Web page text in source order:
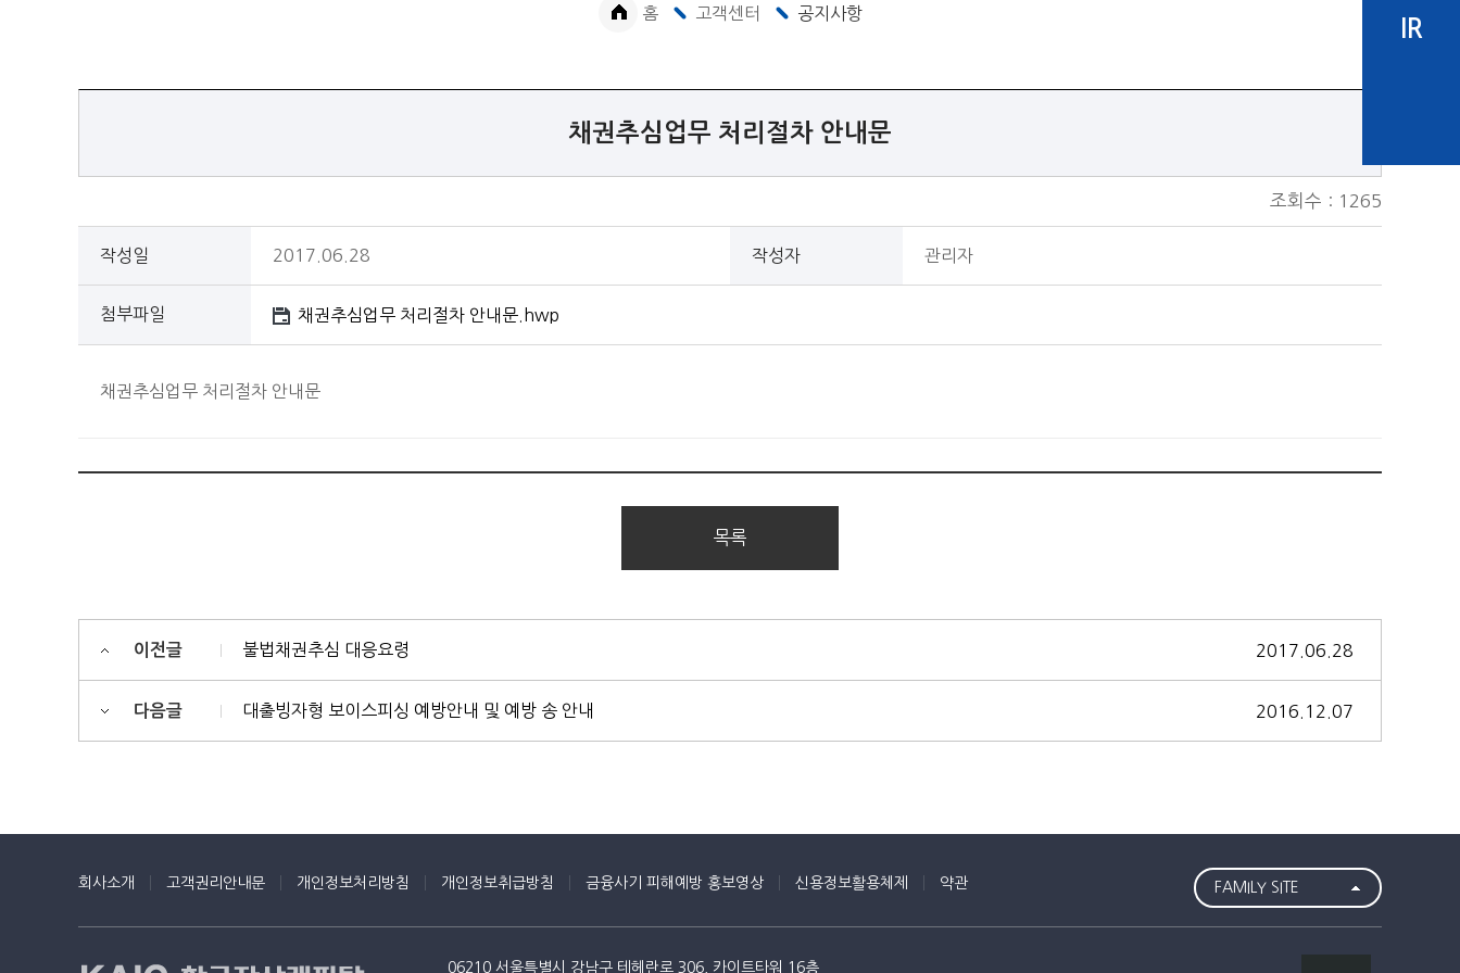
홈 고객센터 공지사항
채권추심업무 처리절차 안내문
조회수 : 1265
작성일 2017.06.28 작성자 관리자
첨부파일 채권추심업무 처리절차 안내문.hwp
채권추심업무 처리절차 안내문
목록
이전글 불법채권추심 대응요령 2017.06.28
다음글 대출빙자형 보이스피싱 예방안내 및 예방 송 안내 2016.12.07
회사소개 고객권리안내문 개인정보처리방침 개인정보취급방침 금융사기 피해예방 홍보영상 신용정보활용체제 약관
06210 서울특별시 강남구 테헤란로 306, 카이트타워 16층
FAMILY SITE
IR